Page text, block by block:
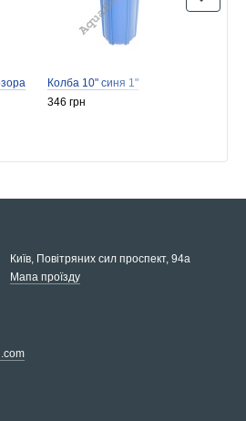
Колба 10" синя 1"
346 грн
Київ, Повітряних сил проспект, 94а
Мапа проїзду